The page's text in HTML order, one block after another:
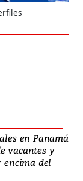
en Panamá
vacantes y
encima del